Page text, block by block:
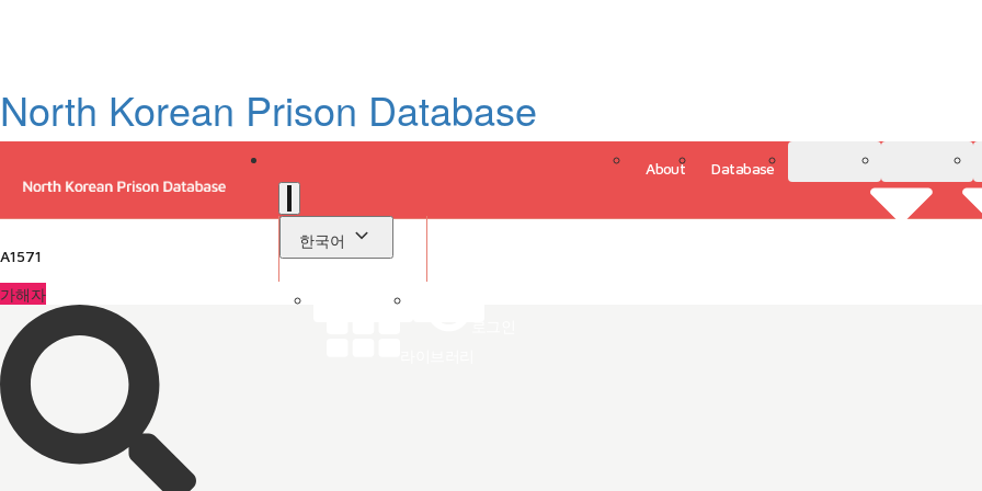
North Korean Prison Database
About Database
한국어
A1571
가해자